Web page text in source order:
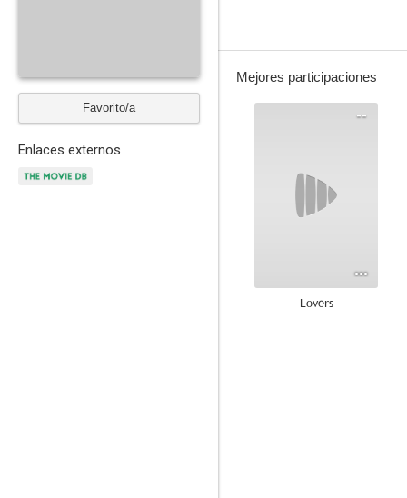
Favorito/a
Enlaces externos
Mejores participaciones
--
Lovers